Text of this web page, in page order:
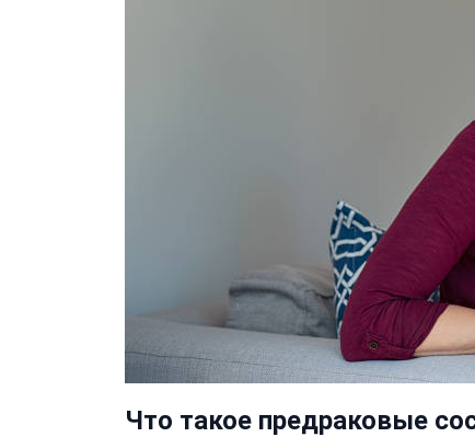
Что такое предраковые